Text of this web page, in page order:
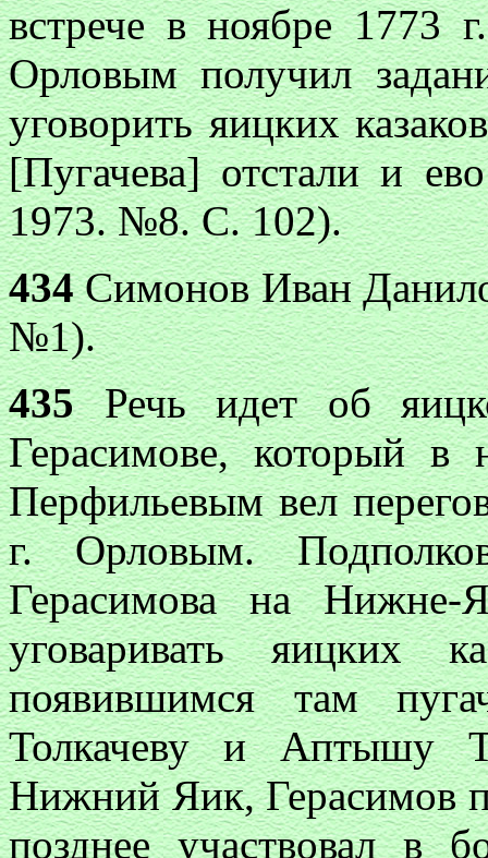
встрече в ноябре 1773
Орловым получил
уговорить яицких
[Пугачева] отстали и
1973. №8. С. 102).
434Симонов Иван
№1).
435Речь идет об
Герасимове, который
Перфильевым вел
г. Орловым.
Герасимова на
уговаривать яицких
появившимся там
Толкачеву и Аптышу
Нижний Яик, Герасимов
позднее участвовал в